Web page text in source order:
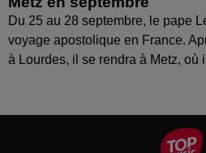
Du 25 au 28 septembre, le pape
voyage apostolique en France.
à Lourdes, il se rendra à Metz, où